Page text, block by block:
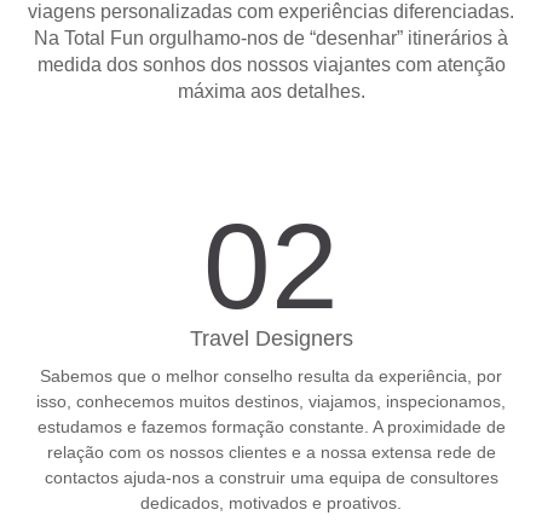
viagens personalizadas com experiências diferenciadas.
Na Total Fun orgulhamo-nos de “desenhar” itinerários à
medida dos sonhos dos nossos viajantes com atenção
máxima aos detalhes.
02
Travel Designers
Sabemos que o melhor conselho resulta da experiência, por
isso, conhecemos muitos destinos, viajamos, inspecionamos,
estudamos e fazemos formação constante. A proximidade de
relação com os nossos clientes e a nossa extensa rede de
contactos ajuda-nos a construir uma equipa de consultores
dedicados, motivados e proativos.